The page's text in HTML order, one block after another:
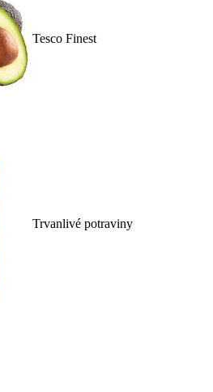
Tesco Finest
Trvanlivé potraviny